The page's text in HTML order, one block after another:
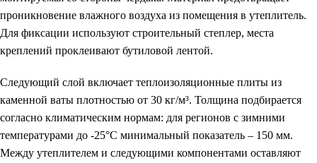
проникновение влажного воздуха из помещения в утеплитель.
Для фиксации используют строительный степлер, места
креплений проклеивают бутиловой лентой.
Следующий слой включает теплоизоляционные плиты из
каменной ваты плотностью от 30 кг/м³. Толщина подбирается
согласно климатическим нормам: для регионов с зимними
температурами до -25°C минимальный показатель – 150 мм.
Между утеплителем и следующими компонентами оставляют